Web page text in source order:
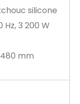
silicone
3 200 W
480 mm